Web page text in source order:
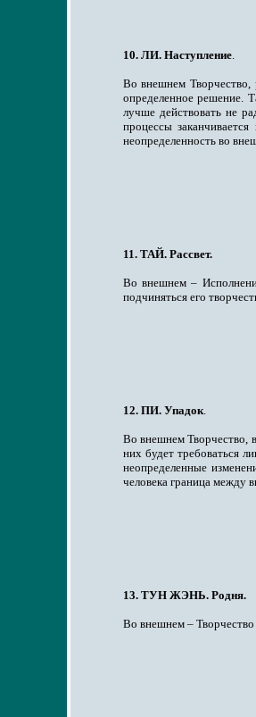
10. ЛИ. Наступление.
Во внешнем Творчество,
определенное решение.
лучше действовать не
процессы
неопределенность во
11. ТАЙ. Рассвет.
Во внешнем –
подчиняться его
12. ПИ. Упадок.
Во внешнем Творчество,
них будет требоваться
неопределенные
человека граница между
13. ТУН ЖЭНЬ. Родня.
Во внешнем – Творчество